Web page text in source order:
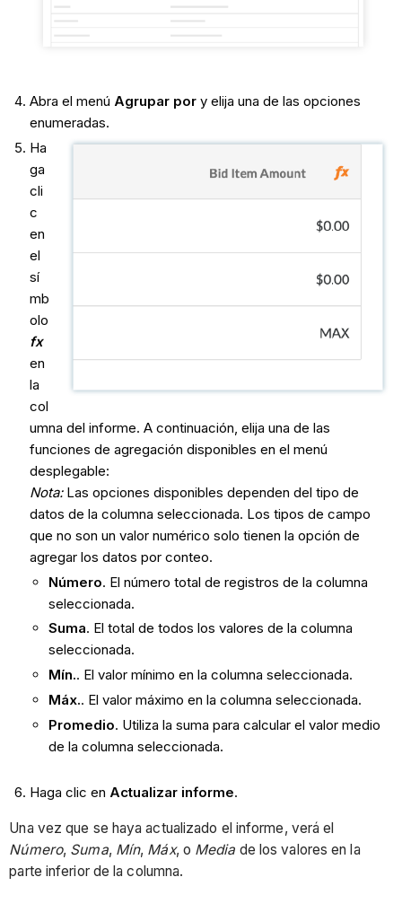
Abra el menú Agrupar pory elija una de las opciones
enumeradas.
Ha
ga
cli
c
en
el
sí
mb
olo
fx
en
la
col
umna del informe. A continuación, elija una de las
funciones de agregación disponibles en el menú
desplegable:
Nota:Las opciones disponibles dependen del tipo de
datos de la columna seleccionada. Los tipos de campo
que no son un valor numérico solo tienen la opción de
agregar los datos por conteo.
Número. El número total de registros de la columna
seleccionada.
Suma. El total de todos los valores de la columna
seleccionada.
Mín.. El valor mínimo en la columna seleccionada.
Máx.. El valor máximo en la columna seleccionada.
Promedio. Utiliza la suma para calcular el valor medio
de la columna seleccionada.
Haga clic en Actualizar informe.
Una vez que se haya actualizado el informe, verá el
Número, Suma, Mín, Máx, o Media de los valores en la
parte inferior de la columna.